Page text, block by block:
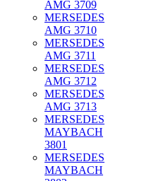
AMG 3709
MERSEDES
AMG 3710
MERSEDES
AMG 3711
MERSEDES
AMG 3712
MERSEDES
AMG 3713
MERSEDES
MAYBACH
3801
MERSEDES
MAYBACH